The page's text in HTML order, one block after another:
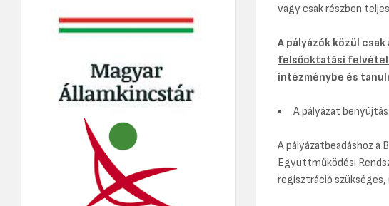
vagy csak részben
A pályázók közül
felsőoktatási
intézménybe és
A pályázat
A pályázatbeadáshoz a
Együttműködési
regisztráció szükséges,